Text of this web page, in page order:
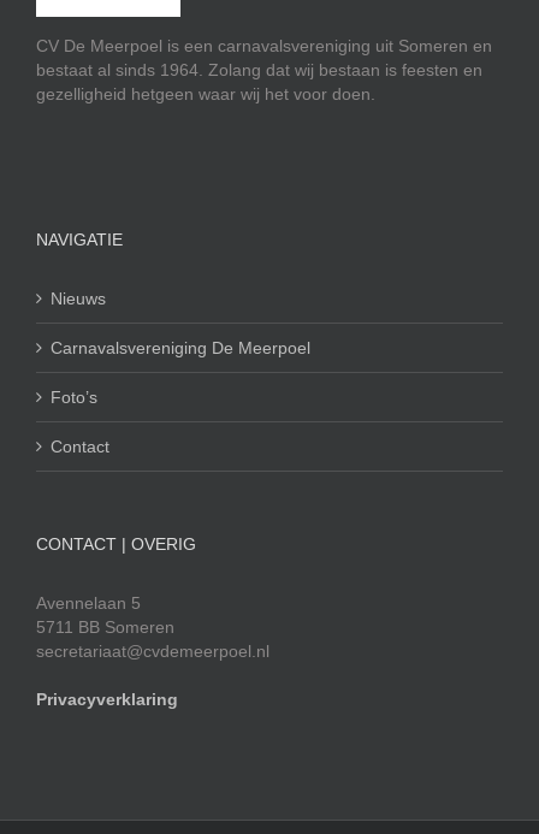
CV De Meerpoel is een carnavalsvereniging uit Someren en
bestaat al sinds 1964. Zolang dat wij bestaan is feesten en
gezelligheid hetgeen waar wij het voor doen.
NAVIGATIE
Nieuws
Carnavalsvereniging De Meerpoel
Foto’s
Contact
CONTACT | OVERIG
Avennelaan 5
5711 BB Someren
secretariaat@cvdemeerpoel.nl
Privacyverklaring